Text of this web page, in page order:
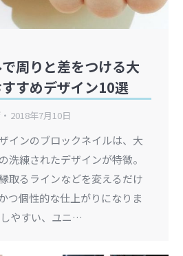
周りと差をつける大
すめデザイン10選
2018年7月10日
インのブロックネイルは、大
洗練されたデザインが特徴。
取るラインなどを変えるだけ
つ個性的な仕上がりになりま
やすい、ユニ…